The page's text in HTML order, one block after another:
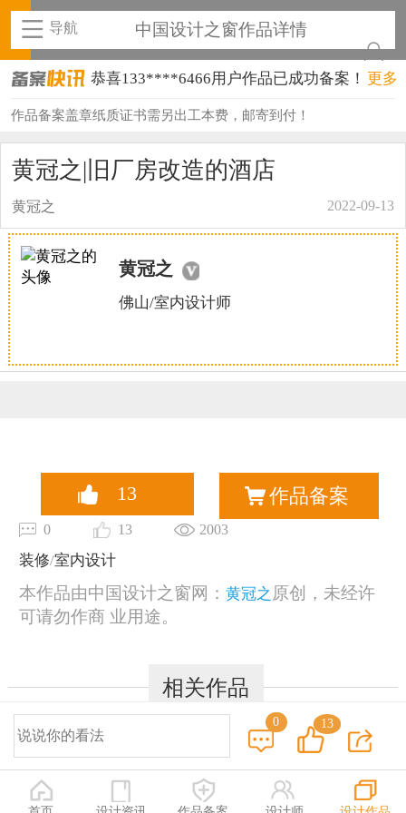
导航 中国设计之窗作品详情
恭喜133****6466用户作品已成功备案！
恭喜131****1475用户作品已成功备案！
恭喜133****9020用户作品已成功备案！
恭喜136****9807用户作品已成功备案！
恭喜159****4930用户作品已成功备案！
恭喜131****2473用户作品已成功备案！
更多
作品备案盖章纸质证书需另出工本费，邮寄到付！
黄冠之|旧厂房改造的酒店
黄冠之 2022-09-13
黄冠之
佛山/室内设计师
13 作品备案
0 13
2003
装修/室内设计
本作品由中国设计之窗网： 黄冠之 原创，未经许
可请勿作商 业用途。
相关作品
0 13
© 2014-2025 中国设计之窗 www.333cn.com 版权所有
深圳市中设网络科技有限公司(深圳设计之窗文化发展有限公司)
地址：深圳龙华区布龙路4号127陈设艺术设计产业园A栋203-206